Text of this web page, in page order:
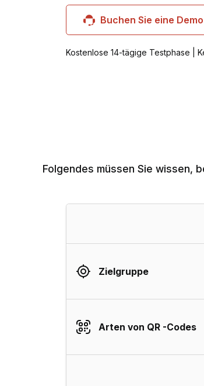
Buchen Sie eine Demo
Kostenlose 14-tägige Testphase |
Folgendes müssen Sie wissen,
Zielgruppe
Arten von QR -Codes